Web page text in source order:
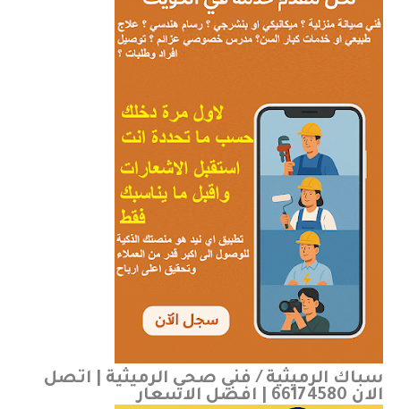
سباك الرميثية / فني صحي الرميثية | اتصل
الان 66174580 | افضل الاسعار